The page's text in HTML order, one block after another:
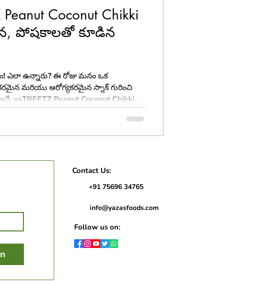
Peanut Coconut Chikki
పోషకాలతో కూడిన
ఎలా ఉన్నారు? ఈ రోజు మనం ఒక
మరియు ఆరోగ్యకరమైన స్నాక్ గురించి
yaTREETZ Peanut Coconut Chikki.
తెలుసు. అది చిన్నప్పుడు మనం బడికి
తినేది. కానీ ఈ yaTREETZ చిక్కీ
ఇది రుచితో పాటు, ఆరోగ్యాన్ని కూడా
Contact Us:
+91 75696 34765
info@yazasfoods.com
Follow us on: